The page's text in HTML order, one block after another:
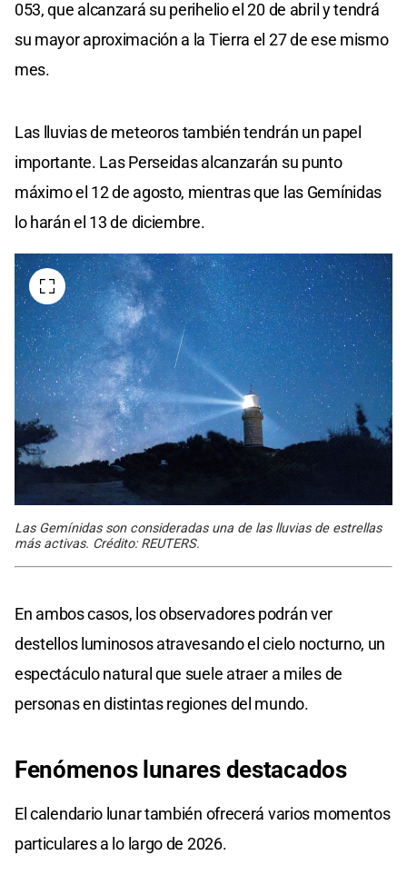
053, que alcanzará su perihelio el 20 de abril y tendrá
su mayor aproximación a la Tierra el 27 de ese mismo
mes.
Las lluvias de meteoros también tendrán un papel
importante. Las Perseidas alcanzarán su punto
máximo el 12 de agosto, mientras que las Gemínidas
lo harán el 13 de diciembre.
Las Gemínidas son consideradas una de las lluvias de estrellas
más activas. Crédito: REUTERS.
En ambos casos, los observadores podrán ver
destellos luminosos atravesando el cielo nocturno, un
espectáculo natural que suele atraer a miles de
personas en distintas regiones del mundo.
Fenómenos lunares destacados
El calendario lunar también ofrecerá varios momentos
particulares a lo largo de 2026.